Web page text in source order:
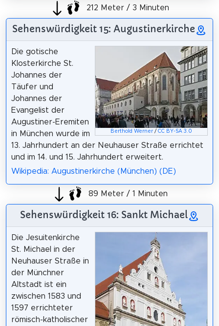
212 Meter / 3 Minuten
Sehenswürdigkeit 15: Augustinerkirche
Berthold Werner /CC BY-SA 3.0
Die gotische
Klosterkirche St.
Johannes der
Täufer und
Johannes der
Evangelist der
Augustiner-Eremiten
in München wurde im
13. Jahrhundert an der Neuhauser Straße errichtet
und im 14. und 15. Jahrhundert erweitert.
Wikipedia: Augustinerkirche (München) (DE)
89 Meter / 1 Minuten
Sehenswürdigkeit 16: Sankt Michael
Die Jesuitenkirche
St. Michael in der
Neuhauser Straße in
der Münchner
Altstadt ist ein
zwischen 1583 und
1597 errichteter
römisch-katholischer